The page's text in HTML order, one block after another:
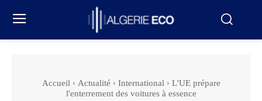
Accueil Actualité International
L'UE prépare
l'enterrement des voitures à essence